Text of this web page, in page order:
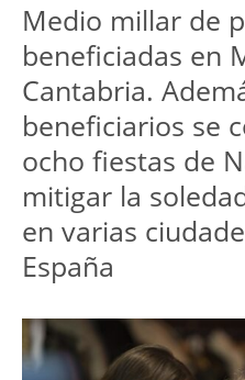
Medio millar de
beneficiadas en
Cantabria.
beneficiarios se
ocho fiestas de
mitigar la
en varias
España